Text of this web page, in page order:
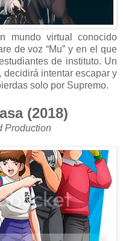
mundo virtual conocido
de voz “Mu” y en el que
de instituto. Un
intentar escapar y
solo por Supremo.
(2018)
Production